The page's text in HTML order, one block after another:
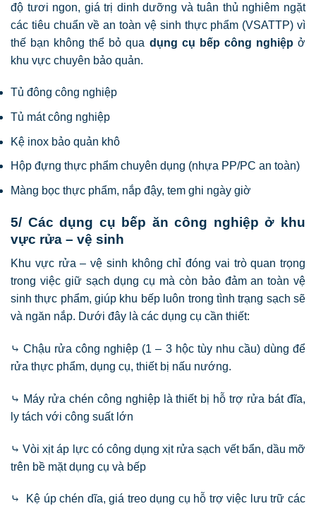
độ tươi ngon, giá trị dinh dưỡng và tuân thủ nghiêm ngặt
các tiêu chuẩn về an toàn vệ sinh thực phẩm (VSATTP) vì
thế bạn không thể bỏ qua dụng cụ bếp công nghiệpở
khu vực chuyên bảo quản.
Tủ đông công nghiệp
Tủ mát công nghiệp
Kệ inox bảo quản khô
Hộp đựng thực phẩm chuyên dụng (nhựa PP/PC an toàn)
Màng bọc thực phẩm, nắp đậy, tem ghi ngày giờ
5/ Các dụng cụ bếp ăn công nghiệp ở khu
vực rửa – vệ sinh
Khu vực rửa – vệ sinh không chỉ đóng vai trò quan trọng
trong việc giữ sạch dụng cụ mà còn bảo đảm an toàn vệ
sinh thực phẩm, giúp khu bếp luôn trong tình trạng sạch sẽ
và ngăn nắp. Dưới đây là các dụng cụ cần thiết:
⤷ Chậu rửa công nghiệp (1 – 3 hộc tùy nhu cầu) dùng để
rửa thực phẩm, dụng cụ, thiết bị nấu nướng.
⤷ Máy rửa chén công nghiệp là thiết bị hỗ trợ rửa bát đĩa,
ly tách với công suất lớn
⤷ Vòi xịt áp lực có công dụng xịt rửa sạch vết bẩn, dầu mỡ
trên bề mặt dụng cụ và bếp
⤷ Kệ úp chén dĩa, giá treo dụng cụ hỗ trợ việc lưu trữ các